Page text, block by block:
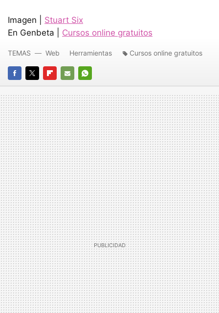
Imagen | Stuart Six
En Genbeta | Cursos online gratuitos
FACEBOOK
TWITTERFLIPBOARD
E-
MAIL
WHATSAPP
TEMAS Web Herramientas Cursos online gratuitos